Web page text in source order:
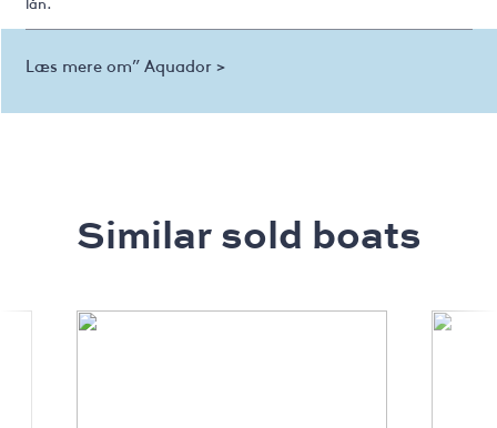
Læs mere om” Aquador >
Similar sold boats